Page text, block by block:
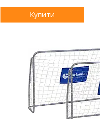
Купити